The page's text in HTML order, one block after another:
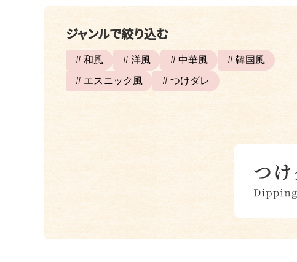
ジャンルで絞り込む
# 和風 # 洋風 # 中華風
# 韓国風
# エスニック風
# つけダレ